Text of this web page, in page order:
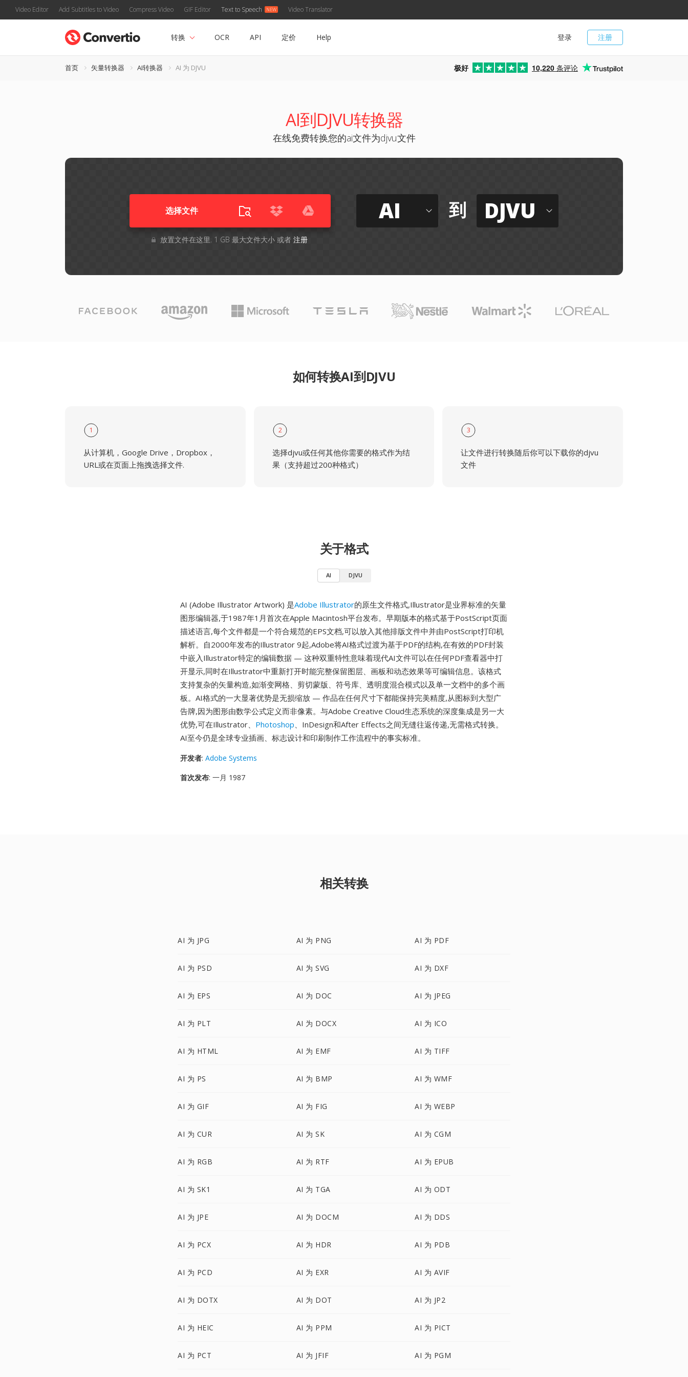
Video Editor Add Subtitles to Video Compress Video GIF Editor Text to Speech Video Translator
注册
登录
转换 OCR API 定价 Help
首页 矢量转换器 AI转换器 AI 为 DJVU 极好 10,220 条评论
AI到DJVU转换器
在线免费转换您的ai文件为djvu文件
选择文件
放置文件在这里. 1 GB 最大文件大小 或者 注册
AI 到 DJVU
如何转换AI到DJVU
1
从计算机，Google Drive，Dropbox，
URL或在页面上拖拽选择文件.
2
选择djvu或任何其他你需要的格式作为结
果（支持超过200种格式）
3
让文件进行转换随后你可以下载你的djvu
文件
关于格式
AI DJVU
AI (Adobe Illustrator Artwork) 是Adobe Illustrator的原生文件格式,Illustrator是业界标准的矢量
图形编辑器,于1987年1月首次在Apple Macintosh平台发布。早期版本的格式基于PostScript页面
描述语言,每个文件都是一个符合规范的EPS文档,可以放入其他排版文件中并由PostScript打印机
解析。自2000年发布的Illustrator 9起,Adobe将AI格式过渡为基于PDF的结构,在有效的PDF封装
中嵌入Illustrator特定的编辑数据 — 这种双重特性意味着现代AI文件可以在任何PDF查看器中打
开显示,同时在Illustrator中重新打开时能完整保留图层、画板和动态效果等可编辑信息。该格式
支持复杂的矢量构造,如渐变网格、剪切蒙版、符号库、透明度混合模式以及单一文档中的多个画
板。AI格式的一大显著优势是无损缩放 — 作品在任何尺寸下都能保持完美精度,从图标到大型广
告牌,因为图形由数学公式定义而非像素。与Adobe Creative Cloud生态系统的深度集成是另一大
优势,可在Illustrator、 Photoshop、InDesign和After Effects之间无缝往返传递,无需格式转换。
AI至今仍是全球专业插画、标志设计和印刷制作工作流程中的事实标准。
开发者: Adobe Systems
首次发布: 一月 1987
相关转换
AI 为 JPG AI 为 PNG AI 为 PDF
AI 为 PSD AI 为 SVG AI 为 DXF
AI 为 EPS AI 为 DOC AI 为 JPEG
AI 为 PLT AI 为 DOCX AI 为 ICO
AI 为 HTML AI 为 EMF AI 为 TIFF
AI 为 PS AI 为 BMP AI 为 WMF
AI 为 GIF AI 为 FIG AI 为 WEBP
AI 为 CUR AI 为 SK AI 为 CGM
AI 为 RGB AI 为 RTF AI 为 EPUB
AI 为 SK1 AI 为 TGA AI 为 ODT
AI 为 JPE AI 为 DOCM AI 为 DDS
AI 为 PCX AI 为 HDR AI 为 PDB
AI 为 PCD AI 为 EXR AI 为 AVIF
AI 为 DOTX AI 为 DOT AI 为 JP2
AI 为 HEIC AI 为 PPM AI 为 PICT
AI 为 PCT AI 为 JFIF AI 为 PGM